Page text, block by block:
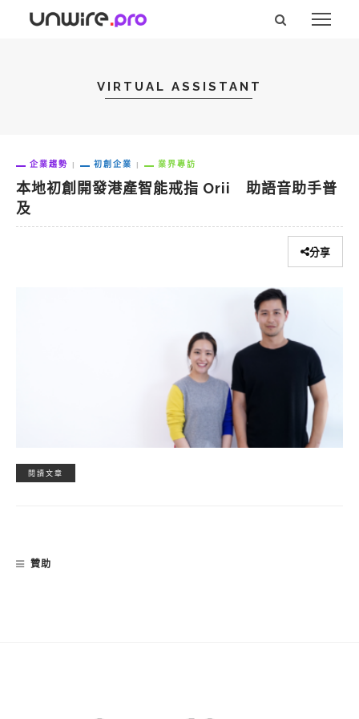
VIRTUAL ASSISTANT
企業趨勢 初創企業 業界專訪
本地初創開發港產智能戒指 Orii 助語音助手普
及
分享
閱讀文章
贊助